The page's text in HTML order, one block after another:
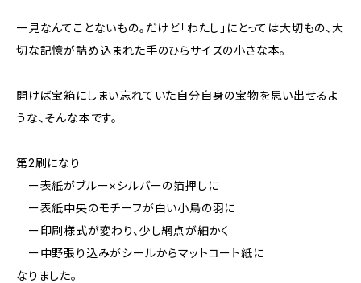
一見なんてことないもの。だけど「わたし」にとっては大切もの、大
切な記憶が詰め込まれた手のひらサイズの小さな本。
開けば宝箱にしまい忘れていた自分自身の宝物を思い出せるよ
うな、そんな本です。
第2刷になり
ー表紙がブルー×シルバーの箔押しに
ー表紙中央のモチーフが白い小鳥の羽に
ー印刷様式が変わり、少し網点が細かく
ー中野張り込みがシールからマットコート紙に
なりました。